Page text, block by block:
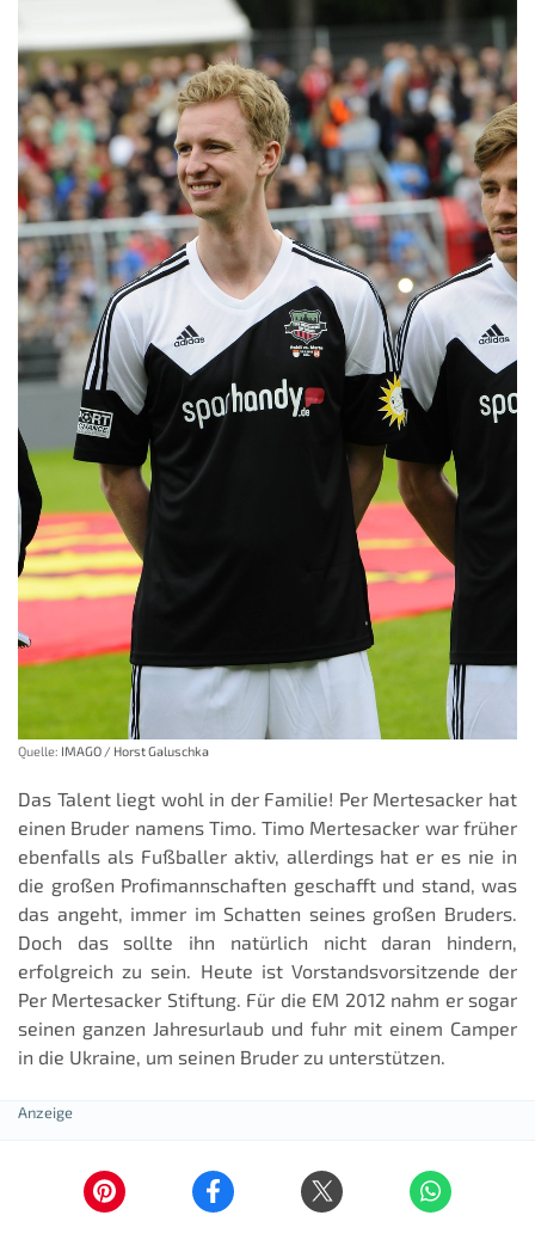
Quelle: IMAGO / Horst Galuschka
Das Talent liegt wohl in der Familie! Per Mertesacker hat
einen Bruder namens Timo. Timo Mertesacker war früher
ebenfalls als Fußballer aktiv, allerdings hat er es nie in
die großen Profimannschaften geschafft und stand, was
das angeht, immer im Schatten seines großen Bruders.
Doch das sollte ihn natürlich nicht daran hindern,
erfolgreich zu sein. Heute ist Vorstandsvorsitzende der
Per Mertesacker Stiftung. Für die EM 2012 nahm er sogar
seinen ganzen Jahresurlaub und fuhr mit einem Camper
in die Ukraine, um seinen Bruder zu unterstützen.